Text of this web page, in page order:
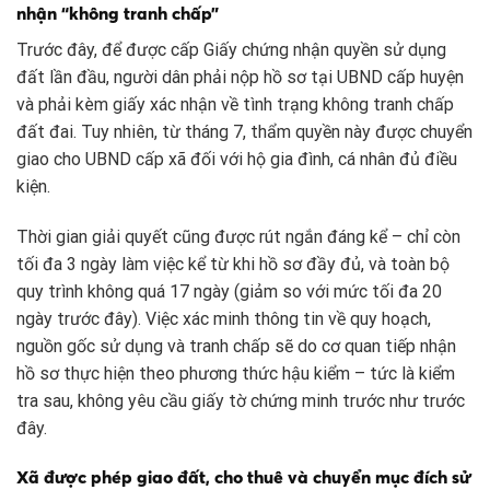
nhận “không tranh chấp”
Trước đây, để được cấp Giấy chứng nhận quyền sử dụng
đất lần đầu, người dân phải nộp hồ sơ tại UBND cấp huyện
và phải kèm giấy xác nhận về tình trạng không tranh chấp
đất đai. Tuy nhiên, từ tháng 7, thẩm quyền này được chuyển
giao cho UBND cấp xã đối với hộ gia đình, cá nhân đủ điều
kiện.
Thời gian giải quyết cũng được rút ngắn đáng kể – chỉ còn
tối đa 3 ngày làm việc kể từ khi hồ sơ đầy đủ, và toàn bộ
quy trình không quá 17 ngày (giảm so với mức tối đa 20
ngày trước đây). Việc xác minh thông tin về quy hoạch,
nguồn gốc sử dụng và tranh chấp sẽ do cơ quan tiếp nhận
hồ sơ thực hiện theo phương thức hậu kiểm – tức là kiểm
tra sau, không yêu cầu giấy tờ chứng minh trước như trước
đây.
Xã được phép giao đất, cho thuê và chuyển mục đích sử